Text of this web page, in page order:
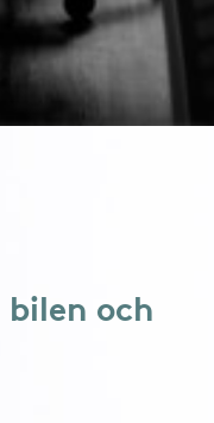
och